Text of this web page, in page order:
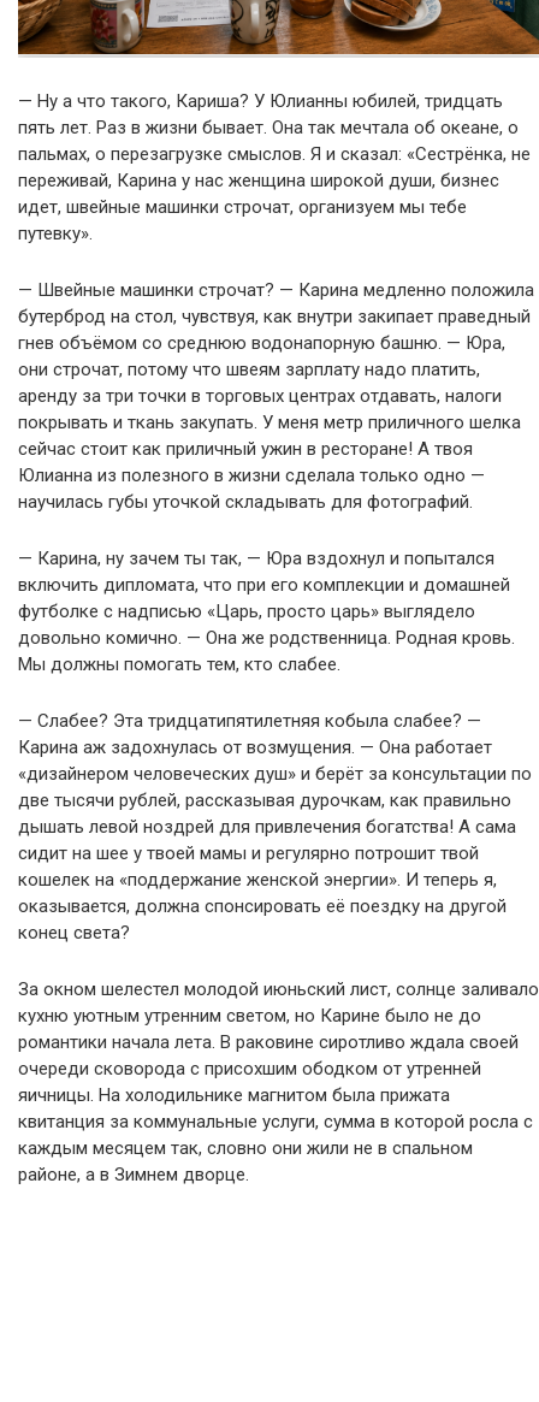
— Ну а что такого, Кариша? У Юлианны юбилей, тридцать
пять лет. Раз в жизни бывает. Она так мечтала об океане, о
пальмах, о перезагрузке смыслов. Я и сказал: «Сестрёнка, не
переживай, Карина у нас женщина широкой души, бизнес
идет, швейные машинки строчат, организуем мы тебе
путевку».
— Швейные машинки строчат? — Карина медленно положила
бутерброд на стол, чувствуя, как внутри закипает праведный
гнев объёмом со среднюю водонапорную башню. — Юра,
они строчат, потому что швеям зарплату надо платить,
аренду за три точки в торговых центрах отдавать, налоги
покрывать и ткань закупать. У меня метр приличного шелка
сейчас стоит как приличный ужин в ресторане! А твоя
Юлианна из полезного в жизни сделала только одно —
научилась губы уточкой складывать для фотографий.
— Карина, ну зачем ты так, — Юра вздохнул и попытался
включить дипломата, что при его комплекции и домашней
футболке с надписью «Царь, просто царь» выглядело
довольно комично. — Она же родственница. Родная кровь.
Мы должны помогать тем, кто слабее.
— Слабее? Эта тридцатипятилетняя кобыла слабее? —
Карина аж задохнулась от возмущения. — Она работает
«дизайнером человеческих душ» и берёт за консультации по
две тысячи рублей, рассказывая дурочкам, как правильно
дышать левой ноздрей для привлечения богатства! А сама
сидит на шее у твоей мамы и регулярно потрошит твой
кошелек на «поддержание женской энергии». И теперь я,
оказывается, должна спонсировать её поездку на другой
конец света?
За окном шелестел молодой июньский лист, солнце заливало
кухню уютным утренним светом, но Карине было не до
романтики начала лета. В раковине сиротливо ждала своей
очереди сковорода с присохшим ободком от утренней
яичницы. На холодильнике магнитом была прижата
квитанция за коммунальные услуги, сумма в которой росла с
каждым месяцем так, словно они жили не в спальном
районе, а в Зимнем дворце.